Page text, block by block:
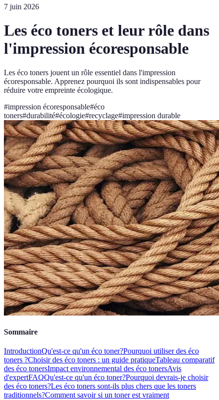
7 juin 2026
Les éco toners et leur rôle dans
l'impression écoresponsable
Les éco toners jouent un rôle essentiel dans l'impression
écoresponsable. Apprenez pourquoi ils sont indispensables pour
réduire votre empreinte écologique.
#impression écoresponsable#éco
toners#durabilité#écologie#recyclage#impression durable
Sommaire
IntroductionQu'est-ce qu'un éco toner?Pourquoi utiliser des éco
toners ?Choisir des éco toners : un guide pratiqueTableau comparatif
des éco tonersImpact environnemental des éco tonersAvis
d'expertFAQQu'est-ce qu'un éco toner?Pourquoi devrais-je choisir
des éco toners?Les éco toners sont-ils plus chers que les toners
traditionnels?Comment savoir si un toner est vraiment